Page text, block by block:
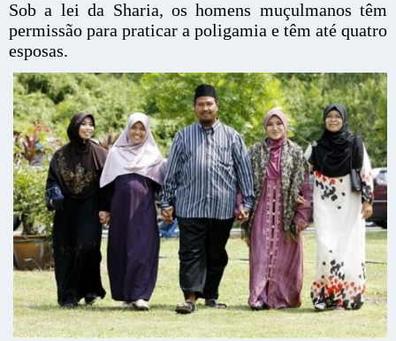
Sob a lei da Sharia, os homens muçulmanos têm
permissão para praticar a poligamia e têm até quatro
esposas.